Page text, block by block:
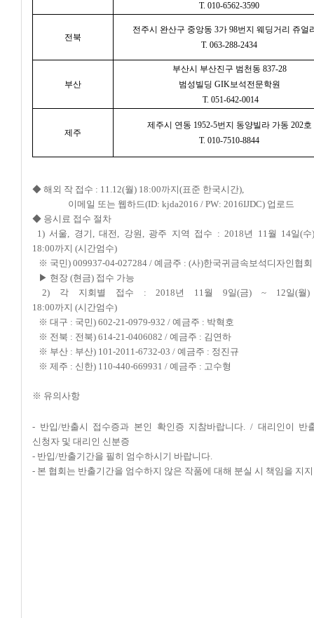
T. 010-6562-3590
전북
전주시 완산구 중앙동 3가 98번지 웨딩거리 쥬얼
T. 063-288-2434
부산
부산시 부산진구 범천동 837-28
범성빌딩 GIK보석전문학원
T. 051-642-0014
제주
제주시 연동 1952-5번지 동양빌라 가동 202호
T. 010-7510-8844
◆ 해외 작 접수 : 11.12(월) 18:00까지(표준 한국시간),
이메일 또는 웹하드(ID: kjda2016 / PW: 2016IJDC) 업로드
◆ 응시료 접수 절차
1) 서울, 경기, 대전, 강원, 광주 지역 접수 : 2018년 11월 14일(수
18:00까지 (시간엄수)
※ 국민) 009937-04-027284 / 예금주 : (사)한국귀금속보석디자인협회
▶ 현장 (현금) 접수 가능
2) 각 지회별 접수 : 2018년 11월 9일(금) ~ 12일(월)
18:00까지 (시간엄수)
※ 대구 : 국민) 602-21-0979-932 / 예금주 : 박혁호
※ 전북 : 전북) 614-21-0406082 / 예금주 : 김연하
※ 부산 : 부산) 101-2011-6732-03 / 예금주 : 정진규
※ 제주 : 신한) 110-440-669931 / 예금주 : 고수형
※ 유의사항
- 반입/반출시 접수증과 본인 확인증 지참바랍니다. / 대리인이 반
신청자 및 대리인 신분증
- 반입/반출기간을 필히 엄수하시기 바랍니다.
- 본 협회는 반출기간을 엄수하지 않은 작품에 대해 분실 시 책임을 지